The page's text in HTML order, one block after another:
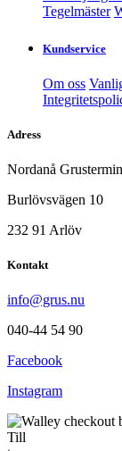
Tegelmäster
Kundservice
Om oss
Adress
Nordanå
Burlövsvägen 10
232 91 Arlöv
Kontakt
info@grus.nu
040-44 54 90
Facebook
Instagram
Till